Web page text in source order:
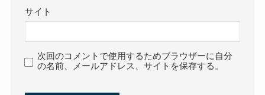
サイト
次回のコメントで使用するためブラウザーに自分
の名前、メールアドレス、サイトを保存する。